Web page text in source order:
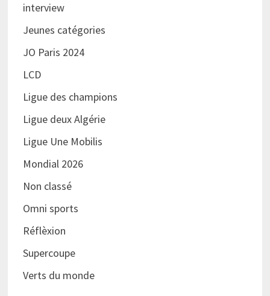
interview
Jeunes catégories
JO Paris 2024
LCD
Ligue des champions
Ligue deux Algérie
Ligue Une Mobilis
Mondial 2026
Non classé
Omni sports
Réflèxion
Supercoupe
Verts du monde